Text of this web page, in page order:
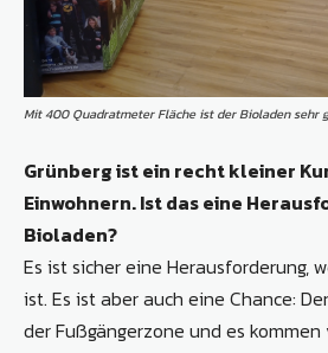
Mit 400 Quadratmeter Fläche ist der Bioladen sehr
Grünberg ist ein recht kleiner
Einwohnern. Ist das eine
Bioladen?
Es ist sicher eine Herausforderung,
ist. Es ist aber auch eine Chance:
der Fußgängerzone und es